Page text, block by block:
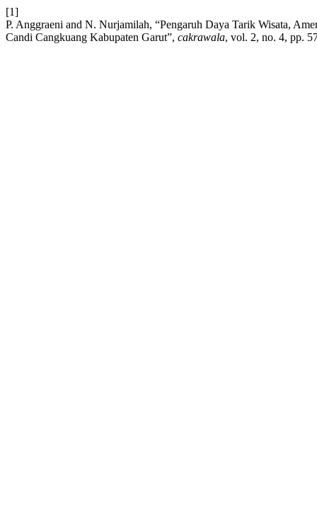
[1]
P. Anggraeni and N. Nurjamilah, “Pengaruh Daya Tarik Wisata,
Candi Cangkuang Kabupaten Garut”, cakrawala, vol. 2, no. 4, pp.